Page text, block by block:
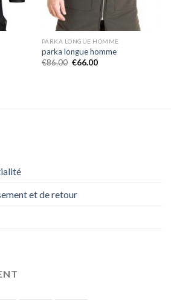
PARKA LONGUE HOMME
parka longue homme
€86.00 €66.00
et de retour